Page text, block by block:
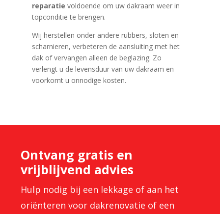
reparatie voldoende om uw dakraam weer in
topconditie te brengen.
Wij herstellen onder andere rubbers, sloten en
scharnieren, verbeteren de aansluiting met het
dak of vervangen alleen de beglazing. Zo
verlengt u de levensduur van uw dakraam en
voorkomt u onnodige kosten.
Ontvang gratis en
vrijblijvend advies
Hulp nodig bij een lekkage of aan het
oriënteren voor dakrenovatie of een